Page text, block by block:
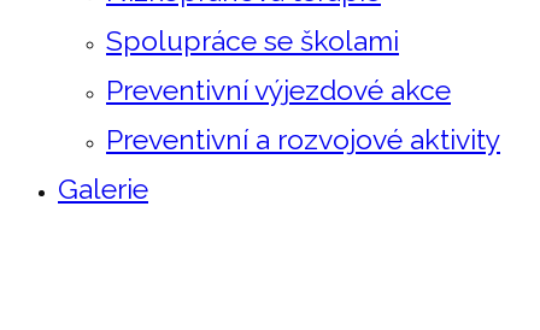
Spolupráce se školami
Preventivní výjezdové akce
Preventivní a rozvojové aktivity
Galerie